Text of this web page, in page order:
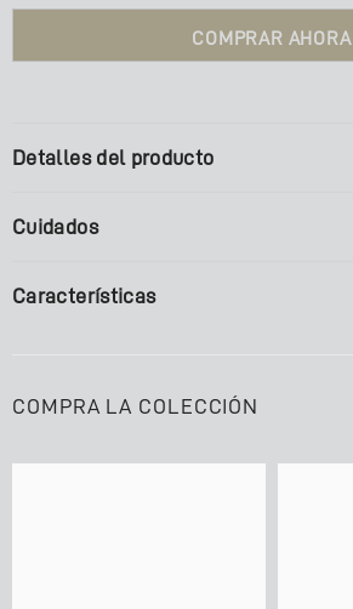
COMPRAR AHORA
Detalles del producto
Cuidados
Características
COMPRA LA COLECCIÓN